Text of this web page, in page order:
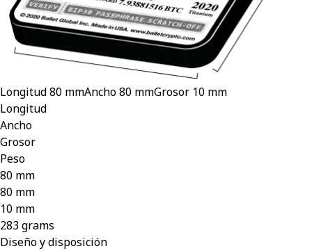
Longitud80 mmAncho80 mmGrosor 10 mm
Longitud
Ancho
Grosor
Peso
80 mm
80 mm
10 mm
283 grams
Diseño y disposición